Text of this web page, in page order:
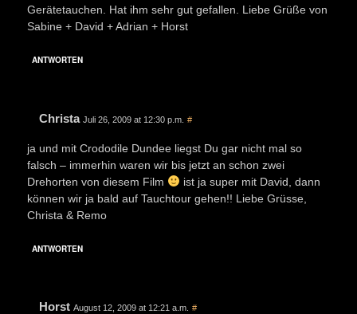
Gerätetauchen. Hat ihm sehr gut gefallen. Liebe Grüße von
Sabine + David + Adrian + Horst
ANTWORTEN
Christa Juli 26, 2009 at 12:30 p.m. #
ja und mit Crododile Dundee liegst Du gar nicht mal so
falsch – immerhin waren wir bis jetzt an schon zwei
Drehorten von diesem Film
ist ja super mit David, dann
können wir ja bald auf Tauchtour gehen!! Liebe Grüsse,
Christa & Remo
ANTWORTEN
Horst August 12, 2009 at 12:21 a.m. #